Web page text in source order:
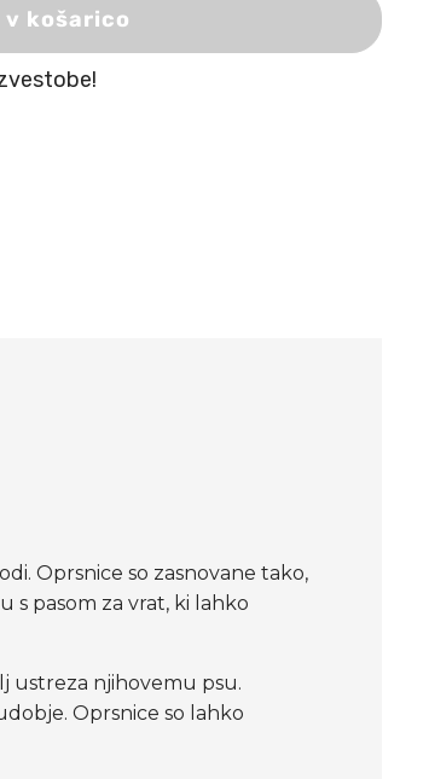
v košarico
Oprsnice so zasnovane tako,
s pasom za vrat, ki lahko
ustreza njihovemu psu.
Oprsnice so lahko